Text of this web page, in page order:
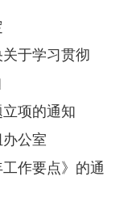
于学习贯彻
项的通知
公室
作要点》的通